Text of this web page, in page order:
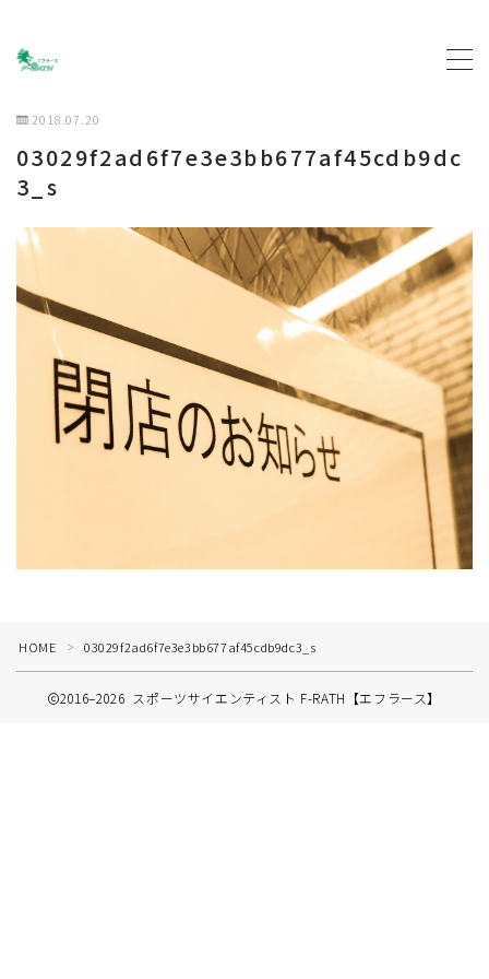
MENU
トップページ
契約企業について
お問い合わせ
2018.07.20
03029f2ad6f7e3e3bb677af45cdb9dc
3_s
HOME ＞ 03029f2ad6f7e3e3bb677af45cdb9dc3_s
2016–2026 スポーツサイエンティスト F-RATH【エフラース】